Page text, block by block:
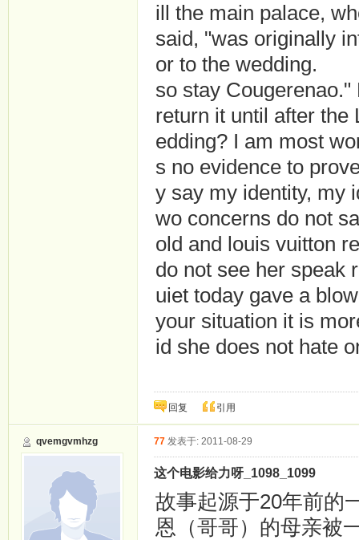
ill the main palace,
said, "was originally
or to the wedding.
so stay
return it until after the
edding? I am most
s no evidence to
y say my identity, my
wo concerns do not
old and louis vuitton
do not see her speak
uiet today gave a
your situation it is
id she does not hate
回复 引用
qvemgvmhzg 77 发表于: 2011-08-29
这个电影给力呀_1098_1099
故事起源于20年前的
恩（哥哥）的母亲